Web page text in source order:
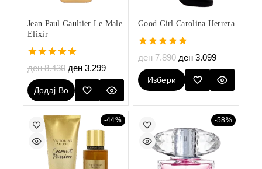
Jean Paul Gaultier Le Male
Elixir
5.00
out of 5
ден8.430 ден 3.299
Додај Во
Кошничка
Good Girl Carolina Herrera
5.00
out of 5
ден7.890 ден 3.099
Избери
-44% -58%